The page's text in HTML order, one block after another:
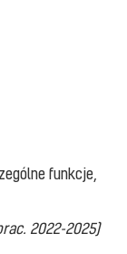
funkcje,
2022-2025)